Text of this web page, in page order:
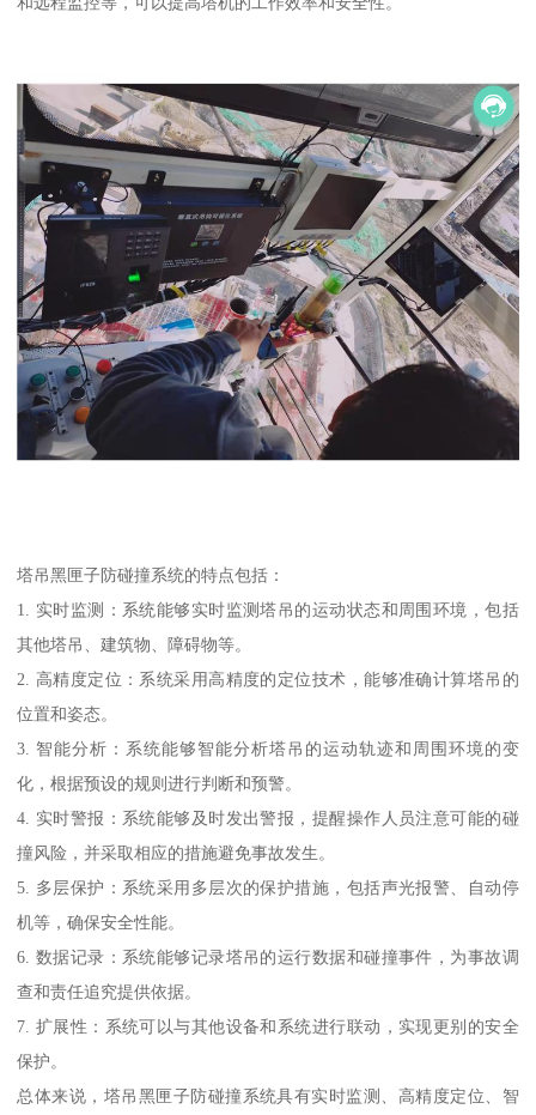
塔吊黑匣子防碰撞系统的特点包括：
1. 实时监测：系统能够实时监测塔吊的运动状态和周围环境，包括
其他塔吊、建筑物、障碍物等。
2. 高精度定位：系统采用高精度的定位技术，能够准确计算塔吊的
位置和姿态。
3. 智能分析：系统能够智能分析塔吊的运动轨迹和周围环境的变
化，根据预设的规则进行判断和预警。
4. 实时警报：系统能够及时发出警报，提醒操作人员注意可能的碰
撞风险，并采取相应的措施避免事故发生。
5. 多层保护：系统采用多层次的保护措施，包括声光报警、自动停
机等，确保安全性能。
6. 数据记录：系统能够记录塔吊的运行数据和碰撞事件，为事故调
查和责任追究提供依据。
7. 扩展性：系统可以与其他设备和系统进行联动，实现更别的安全
保护。
总体来说，塔吊黑匣子防碰撞系统具有实时监测、高精度定位、智